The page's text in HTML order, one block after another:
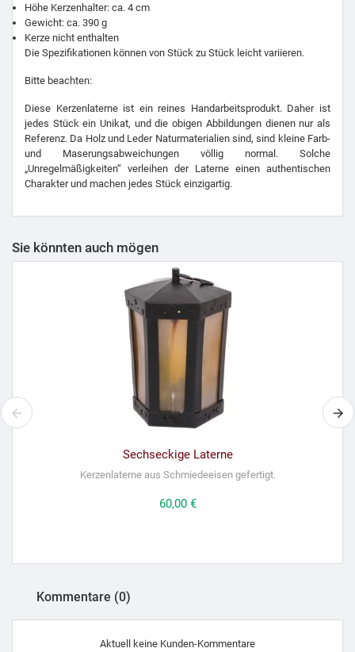
Höhe Kerzenhalter: ca. 4 cm
Gewicht: ca. 390 g
Kerze nicht enthalten
Die Spezifikationen können von Stück zu Stück leicht variieren.
Bitte beachten:
Diese Kerzenlaterne ist ein reines Handarbeitsprodukt. Daher ist
jedes Stück ein Unikat, und die obigen Abbildungen dienen nur als
Referenz. Da Holz und Leder Naturmaterialien sind, sind kleine Farb-
und Maserungsabweichungen völlig normal. Solche
„Unregelmäßigkeiten“ verleihen der Laterne einen authentischen
Charakter und machen jedes Stück einzigartig.
Sie könnten auch mögen
Sechseckige Laterne
Kerzenlaterne aus Schmiedeeisen gefertigt.
Preis
60,00 €
Kommentare (0)
Aktuell keine Kunden-Kommentare